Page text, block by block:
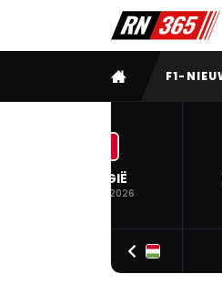
VOLLEDIG MENU
F1-
BELGIË
19 JUL. 2026